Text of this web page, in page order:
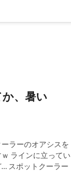
、暑い
ラーのオアシスを
ラインに立ってい
スポットクーラー